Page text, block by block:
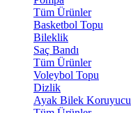
Tüm Ürünler
Basketbol Topu
Bileklik
Saç Bandı
Tüm Ürünler
Voleybol Topu
Dizlik
Ayak Bilek Koruyucu